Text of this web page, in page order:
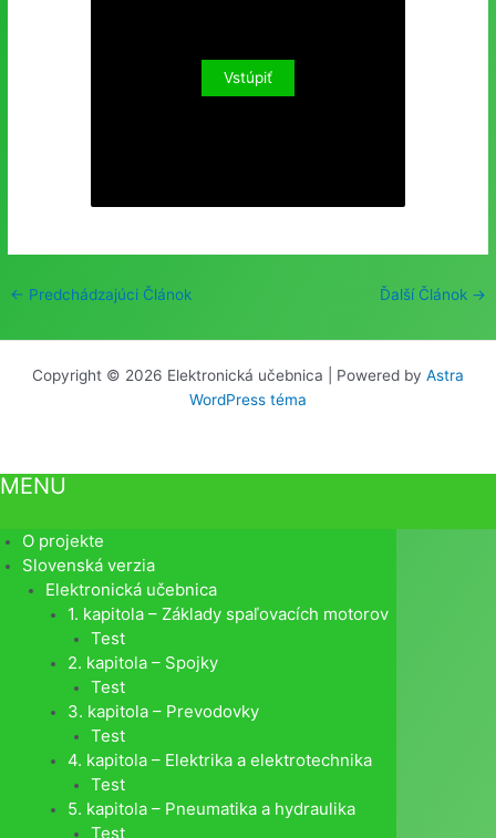
Post
← Predchádzajúci Článok Ďalší Článok →
Copyright © 2026 Elektronická učebnica | Powered by Astra
WordPress téma
MENU
O projekte
Slovenská verzia
Elektronická učebnica
1. kapitola – Základy spaľovacích motorov
Test
2. kapitola – Spojky
Test
3. kapitola – Prevodovky
Test
4. kapitola – Elektrika a elektrotechnika
Test
5. kapitola – Pneumatika a hydraulika
Test